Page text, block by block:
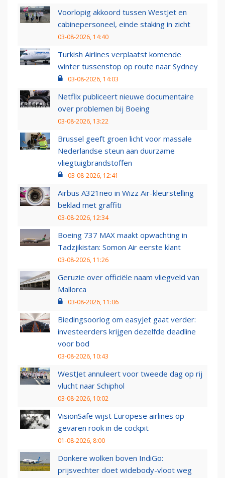
Voorlopig akkoord tussen WestJet en
cabinepersoneel, einde staking in zicht
03-08-2026, 14:40
Turkish Airlines verplaatst komende
winter tussenstop op route naar Sydney
03-08-2026, 14:03
Netflix publiceert nieuwe documentaire
over problemen bij Boeing
03-08-2026, 13:22
Brussel geeft groen licht voor massale
Nederlandse steun aan duurzame
vliegtuigbrandstoffen
03-08-2026, 12:41
Airbus A321neo in Wizz Air-kleurstelling
beklad met graffiti
03-08-2026, 12:34
Boeing 737 MAX maakt opwachting in
Tadzjikistan: Somon Air eerste klant
03-08-2026, 11:26
Geruzie over officiële naam vliegveld van
Mallorca
03-08-2026, 11:06
Biedingsoorlog om easyJet gaat verder:
investeerders krijgen dezelfde deadline
voor bod
03-08-2026, 10:43
WestJet annuleert voor tweede dag op rij
vlucht naar Schiphol
03-08-2026, 10:02
VisionSafe wijst Europese airlines op
gevaren rook in de cockpit
01-08-2026, 8:00
Donkere wolken boven IndiGo:
prijsvechter doet widebody-vloot weg